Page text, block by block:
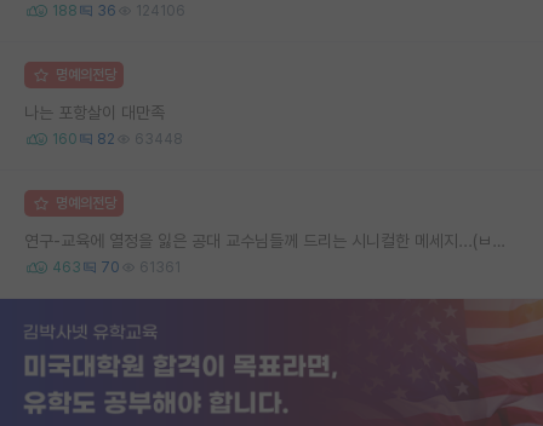
188 36 124106
명예의전당
나는 포항살이 대만족
160 82 63448
명예의전당
연구-교육에 열정을 잃은 공대 교수님들께 드리는 시니컬한 메세지...(ㅂㄷㅂㄷ)
463 70 61361